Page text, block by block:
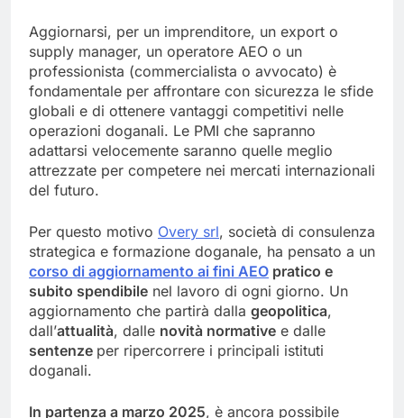
Aggiornarsi, per un imprenditore, un export o
supply manager, un operatore AEO o un
professionista (commercialista o avvocato) è
fondamentale per affrontare con sicurezza le sfide
globali e di ottenere vantaggi competitivi nelle
operazioni doganali. Le PMI che sapranno
adattarsi velocemente saranno quelle meglio
attrezzate per competere nei mercati internazionali
del futuro.
Per questo motivo Overy srl, società di consulenza
strategica e formazione doganale, ha pensato a un
corso di aggiornamento ai fini AEO pratico e
subito spendibile nel lavoro di ogni giorno. Un
aggiornamento che partirà dalla geopolitica,
dall’attualità, dalle novità normative e dalle
sentenze per ripercorrere i principali istituti
doganali.
In partenza a marzo 2025, è ancora possibile